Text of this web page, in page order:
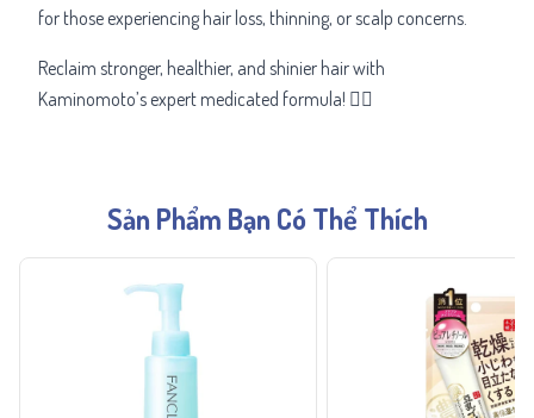
for those experiencing hair loss, thinning, or scalp concerns.
Reclaim stronger, healthier, and shinier hair with
Kaminomoto’s expert medicated formula! 💆‍♂️
Sản Phẩm Bạn Có Thể Thích